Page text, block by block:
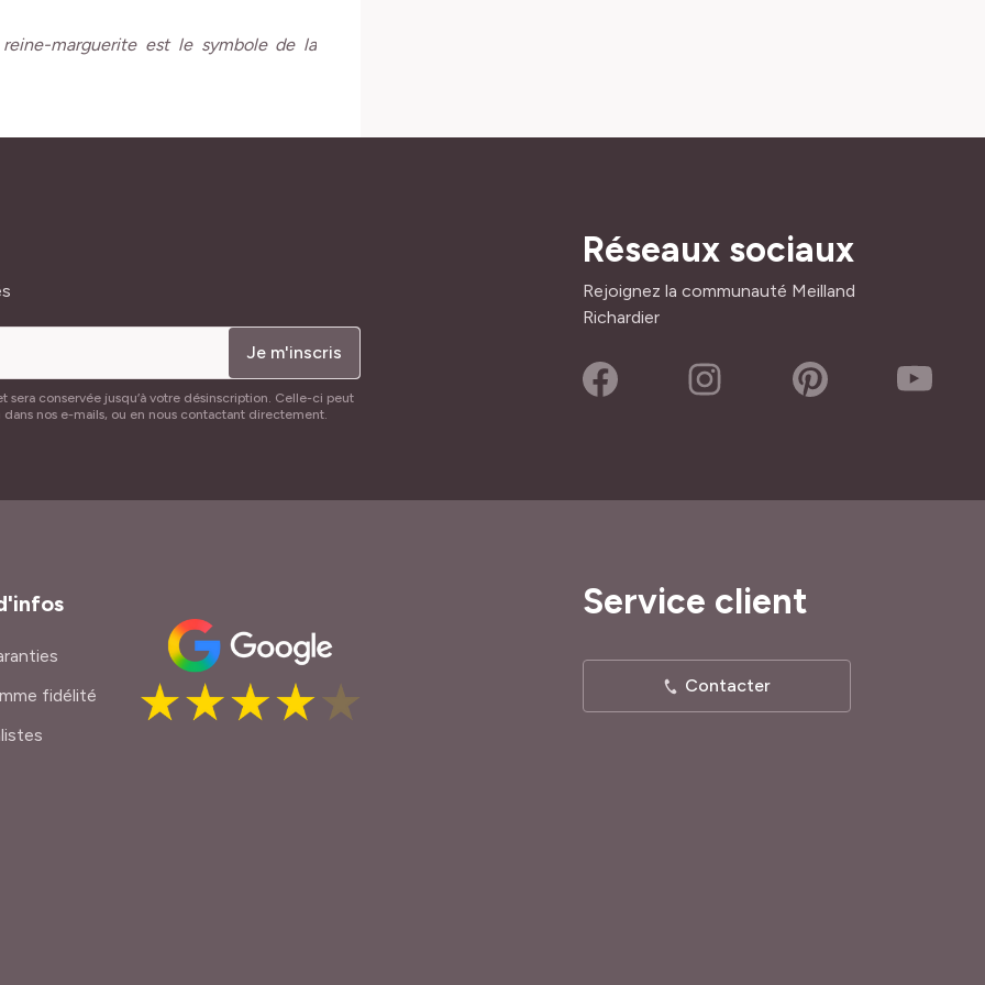
marguerite est le symbole de la
Je m'inscris
conservée jusqu’à votre désinscription. Celle-ci peut
nos e-mails, ou en nous contactant directement.
Réseaux sociaux
Rejoignez la communauté Meilland
Richardier
fidélité
Service client
Contacter